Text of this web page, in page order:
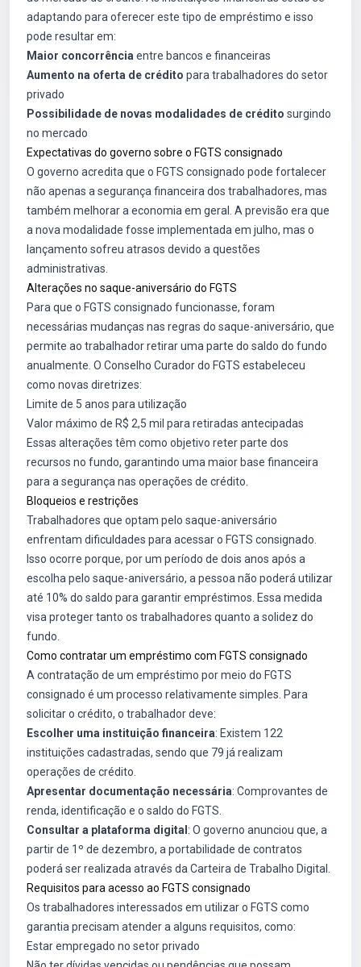
adaptando para oferecer este tipo de empréstimo e isso
pode resultar em:
Maior concorrência entre bancos e financeiras
Aumento na oferta de crédito para trabalhadores do setor
privado
Possibilidade de novas modalidades de crédito surgindo
no mercado
Expectativas do governo sobre o FGTS consignado
O governo acredita que o FGTS consignado pode fortalecer
não apenas a segurança financeira dos trabalhadores, mas
também melhorar a economia em geral. A previsão era que
a nova modalidade fosse implementada em julho, mas o
lançamento sofreu atrasos devido a questões
administrativas.
Alterações no saque-aniversário do FGTS
Para que o FGTS consignado funcionasse, foram
necessárias mudanças nas regras do saque-aniversário, que
permite ao trabalhador retirar uma parte do saldo do fundo
anualmente. O Conselho Curador do FGTS estabeleceu
como novas diretrizes:
Limite de 5 anos para utilização
Valor máximo de R$ 2,5 mil para retiradas antecipadas
Essas alterações têm como objetivo reter parte dos
recursos no fundo, garantindo uma maior base financeira
para a segurança nas operações de crédito.
Bloqueios e restrições
Trabalhadores que optam pelo saque-aniversário
enfrentam dificuldades para acessar o FGTS consignado.
Isso ocorre porque, por um período de dois anos após a
escolha pelo saque-aniversário, a pessoa não poderá utilizar
até 10% do saldo para garantir empréstimos. Essa medida
visa proteger tanto os trabalhadores quanto a solidez do
fundo.
Como contratar um empréstimo com FGTS consignado
A contratação de um empréstimo por meio do FGTS
consignado é um processo relativamente simples. Para
solicitar o crédito, o trabalhador deve:
Escolher uma instituição financeira: Existem 122
instituições cadastradas, sendo que 79 já realizam
operações de crédito.
Apresentar documentação necessária: Comprovantes de
renda, identificação e o saldo do FGTS.
Consultar a plataforma digital : O governo anunciou que, a
partir de 1º de dezembro, a portabilidade de contratos
poderá ser realizada através da Carteira de Trabalho Digital.
Requisitos para acesso ao FGTS consignado
Os trabalhadores interessados em utilizar o FGTS como
garantia precisam atender a alguns requisitos, como:
Estar empregado no setor privado